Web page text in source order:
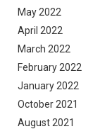
May 2022
April 2022
March 2022
February 2022
January 2022
October 2021
August 2021